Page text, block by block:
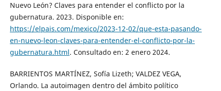
Nuevo León? Claves para entender el conflicto por la
gubernatura. 2023. Disponible en:
https://elpais.com/mexico/2023-12-02/que-esta-pasando-
en-nuevo-leon-claves-para-entender-el-conflicto-por-la-
gubernatura.html. Consultado en: 2 enero 2024.
BARRIENTOS MARTÍNEZ, Sofía Lizeth; VALDEZ VEGA,
Orlando. La autoimagen dentro del ámbito político